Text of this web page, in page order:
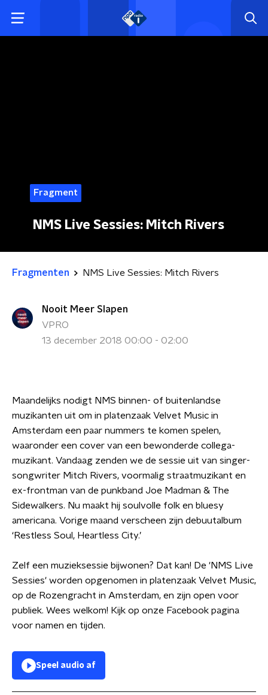
Fragment
NMS Live Sessies: Mitch Rivers
Fragmenten NMS Live Sessies: Mitch Rivers
Nooit Meer Slapen
VPRO
13 december 2018 00:00 - 02:00
Maandelijks nodigt NMS binnen- of buitenlandse
muzikanten uit om in platenzaak Velvet Music in
Amsterdam een paar nummers te komen spelen,
waaronder een cover van een bewonderde collega-
muzikant. Vandaag zenden we de sessie uit van singer-
songwriter Mitch Rivers, voormalig straatmuzikant en
ex-frontman van de punkband Joe Madman & The
Sidewalkers. Nu maakt hij soulvolle folk en bluesy
americana. Vorige maand verscheen zijn debuutalbum
‘Restless Soul, Heartless City.’
Zelf een muzieksessie bijwonen? Dat kan! De 'NMS Live
Sessies' worden opgenomen in platenzaak Velvet Music,
op de Rozengracht in Amsterdam, en zijn open voor
publiek. Wees welkom! Kijk op onze Facebook pagina
voor namen en tijden.
Speel audio af